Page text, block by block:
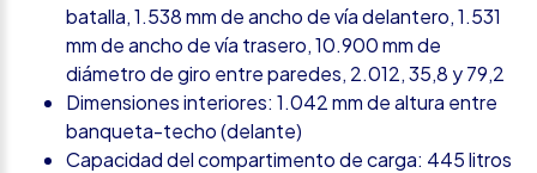
batalla, 1.538 mm de ancho de vía delantero, 1.531
mm de ancho de vía trasero, 10.900 mm de
diámetro de giro entre paredes, 2.012, 35,8 y 79,2
Dimensiones interiores: 1.042 mm de altura entre
banqueta-techo (delante)
Capacidad del compartimento de carga: 445 litros